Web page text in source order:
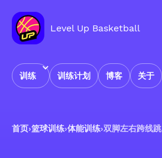
Level Up Basketball
训练 训练计划 博客 关于
首页›篮球训练›体能训练›双脚左右跨线跳